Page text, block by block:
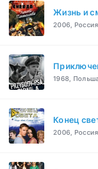
Жизнь и
2006,
1968,
Конец
2006,